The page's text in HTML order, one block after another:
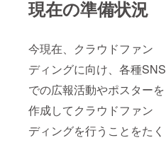
現在の準備状況
今現在、クラウドファン
ディングに向け、各種SNS
での広報活動やポスターを
作成してクラウドファン
ディングを行うことをたく